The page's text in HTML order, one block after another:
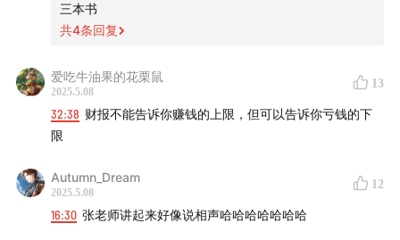
与营业收入规模的关系，可以判断企业总资产是否聚焦于经
营业务。若总资产中非经营性资产占比大，如爱美客的例
用于战略性运作，而不是闲置或过度投资。
✨如何看待中国大量上市公司明年业绩与今年业绩之间的相
关性不强，波动较大的现象？这个波动是针对营业收入的规
这种波动主要反映在两个方面。
一种情况是在融资前后业绩变化，比如有些公司上市时募集
资金很高，但第二年由于投资被骗或收购效果不佳，导致业
三本书
共4条回复
爱吃牛油果的花栗鼠
2025.5.08
13
32:38 财报不能告诉你赚钱的上限，但可以告诉你亏钱的下
限
Autumn_Dream
2025.5.08
12
16:30 张老师讲起来好像说相声哈哈哈哈哈哈哈